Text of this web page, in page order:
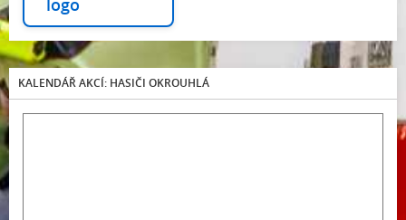
KALENDÁŘ AKCÍ: HASIČI OKROUHLÁ